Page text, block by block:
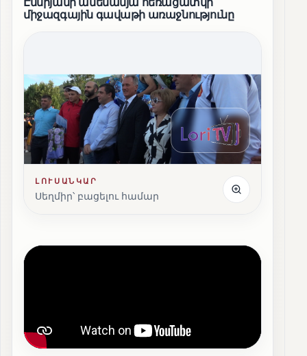
միջազգային գավաթի առաջնությունը
ԼՈՒՍԱՆԿԱՐ
Սեղմիր՝ բացելու համար